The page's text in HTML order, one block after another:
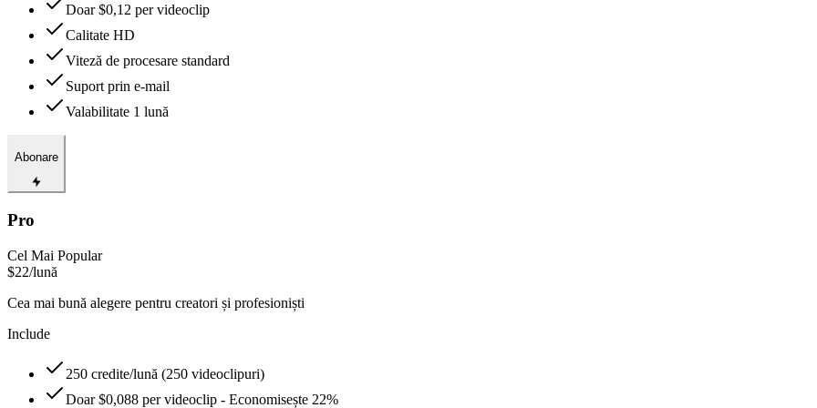
Doar $0,12 per videoclip
Calitate HD
Viteză de procesare standard
Suport prin e-mail
Valabilitate 1 lună
Abonare
Pro
Cel Mai Popular
$22/lună
Cea mai bună alegere pentru creatori și profesioniști
Include
250 credite/lună (250 videoclipuri)
Doar $0,088 per videoclip - Economisește 22%